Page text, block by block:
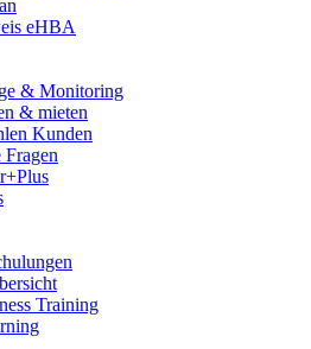
eHBA
& Monitoring
& mieten
Kunden
Training